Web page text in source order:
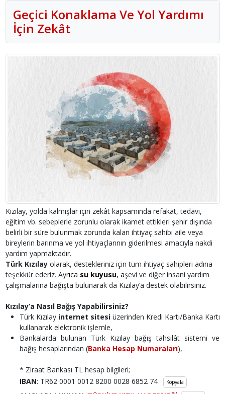
Geçici Konaklama Ve Yol Yardımı
İçin Zekât
Kızılay, yolda kalmışlar için zekât kapsamında refakat, tedavi,
eğitim vb. sebeplerle zorunlu olarak ikamet ettikleri şehir dışında
belirli bir süre bulunmak zorunda kalan ihtiyaç sahibi aile veya
bireylerin barınma ve yol ihtiyaçlarının giderilmesi amacıyla nakdi
yardım yapmaktadır.
Türk Kızılayolarak, destekleriniz için tüm ihtiyaç sahipleri adına
teşekkür ederiz. ​Ayrıca su kuyusu, aşevi ve diğer insani yardım
çalışmalarına bağışta bulunarak da Kızılay’a destek olabilirsiniz.
Kızılay’a Nasıl Bağış Yapabilir​siniz?
Türk Kızılayinternet sitesiüzerinden Kredi Kartı/Banka Kartı
kullanarak elektronik işlemle,
Bankalarda bulunan Türk Kızılay bağış tahsilât sistemi ve
bağış hesaplarından (Banka Hesap Numaraları),
* Ziraat Bankası TL hesap bilgileri;
IBAN: TR62 0001 0012 8200 0028 6852 74 Kopyala